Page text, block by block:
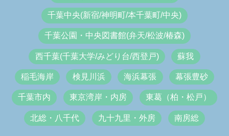
千葉中央(新宿/神明町/本千葉町/中央)
千葉公園・中央図書館(弁天/松波/椿森)
西千葉(千葉大学/みどり台/西登戸) 蘇我
稲毛海岸 検見川浜 海浜幕張 幕張豊砂
千葉市内 東京湾岸・内房 東葛（柏・松戸）
北総・八千代 九十九里・外房 南房総